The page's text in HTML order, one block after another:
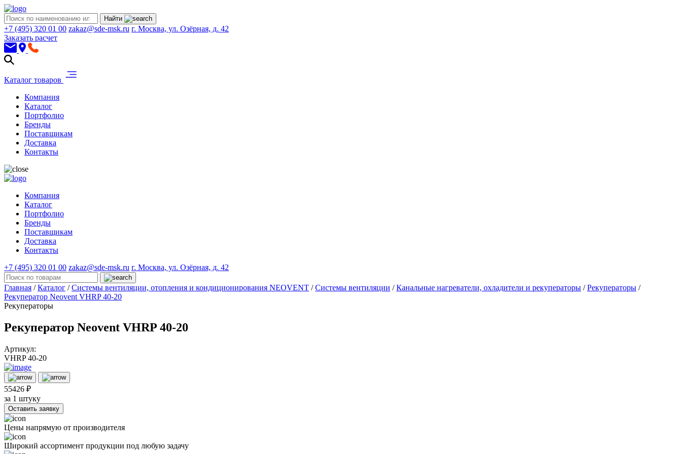
Найти
+7 (495) 320 01 00 zakaz@sde-msk.ru г. Москва, ул. Озёрная, д. 42
Заказать расчет
Каталог товаров
Компания
Каталог
Портфолио
Бренды
Поставщикам
Доставка
Контакты
Компания
Каталог
Портфолио
Бренды
Поставщикам
Доставка
Контакты
+7 (495) 320 01 00 zakaz@sde-msk.ru г. Москва, ул. Озёрная, д. 42
Главная / Каталог / Системы вентиляции, отопления и кондиционирования NEOVENT / Системы вентиляции / Канальные нагреватели, охладители и рекуператоры / Рекуператоры /
Рекуператор Neovent VHRP 40-20
Рекуператоры
Рекуператор Neovent VHRP 40-20
Артикул:
VHRP 40-20
55426 ₽
за 1 штуку
Оставить заявку
Цены напрямую от производителя
Широкий ассортимент продукции под любую задачу